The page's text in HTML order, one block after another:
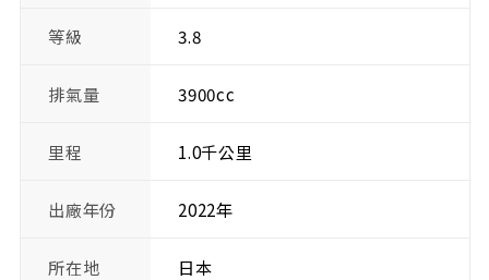
等級 3.8
排氣量 3900cc
里程 1.0千公里
出廠年份 2022年
所在地 日本